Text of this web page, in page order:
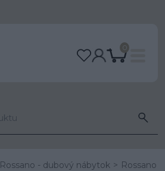
0
Rossano - dubový nábytok
Rossano